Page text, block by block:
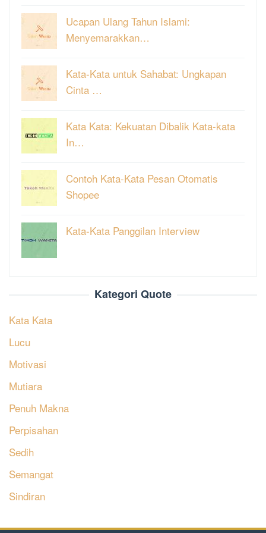
Ucapan Ulang Tahun Islami:
Menyemarakkan…
Kata-Kata untuk Sahabat: Ungkapan
Cinta …
Kata Kata: Kekuatan Dibalik Kata-kata
In…
Contoh Kata-Kata Pesan Otomatis
Shopee
Kata-Kata Panggilan Interview
Kategori Quote
Kata Kata
Lucu
Motivasi
Mutiara
Penuh Makna
Perpisahan
Sedih
Semangat
Sindiran